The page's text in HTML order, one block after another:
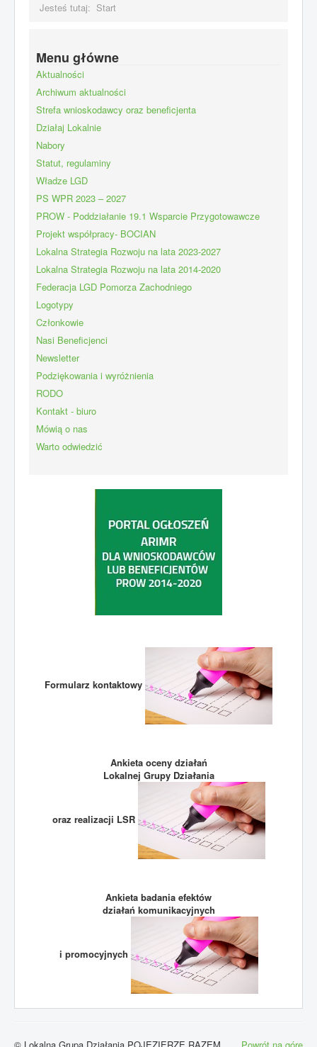
Jesteś tutaj: Start
Menu główne
Aktualności
Archiwum aktualności
Strefa wnioskodawcy oraz beneficjenta
Działaj Lokalnie
Nabory
Statut, regulaminy
Władze LGD
PS WPR 2023 – 2027
PROW - Poddziałanie 19.1 Wsparcie Przygotowawcze
Projekt współpracy- BOCIAN
Lokalna Strategia Rozwoju na lata 2023-2027
Lokalna Strategia Rozwoju na lata 2014-2020
Federacja LGD Pomorza Zachodniego
Logotypy
Członkowie
Nasi Beneficjenci
Newsletter
Podziękowania i wyróżnienia
RODO
Kontakt - biuro
Mówią o nas
Warto odwiedzić
Formularz kontaktowy
Ankieta oceny działań
Lokalnej Grupy Działania
oraz realizacji LSR
Ankieta badania efektów
działań komunikacyjnych
i promocyjnych